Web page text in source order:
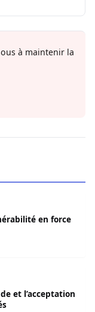
à maintenir la
en force
et l’acceptation